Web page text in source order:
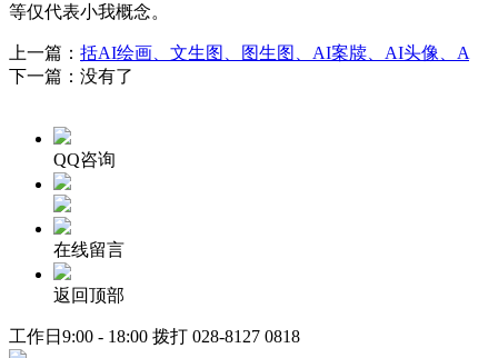
等仅代表小我概念。
上一篇： 括AI绘画、文生图、图生图、AI案牍、AI头像、A
下一篇：没有了
QQ咨询
在线留言
返回顶部
工作日9:00 - 18:00 拨打 028-8127 0818